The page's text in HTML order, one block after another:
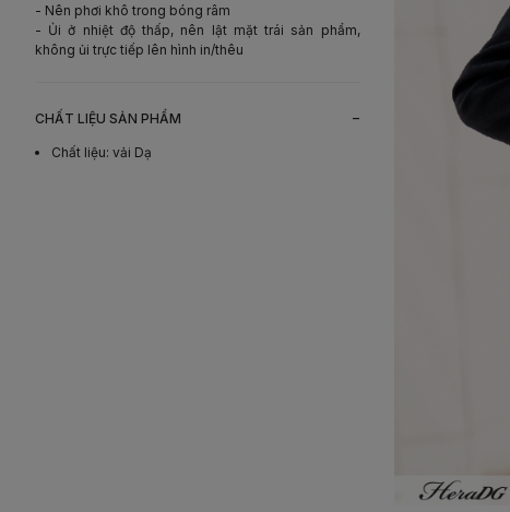
- Nên phơi khô trong bóng râm
- Ủi ở nhiệt độ thấp, nên lật mặt trái sản phẩm,
không ủi trực tiếp lên hình in/thêu
CHẤT LIỆU SẢN PHẨM -
Chất liệu: vải Dạ